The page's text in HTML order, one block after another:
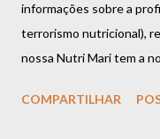
informações sobre a
terrorismo nutricional),
nossa Nutri Mari tem a
uma boa alimentação é
COMPARTILHAR